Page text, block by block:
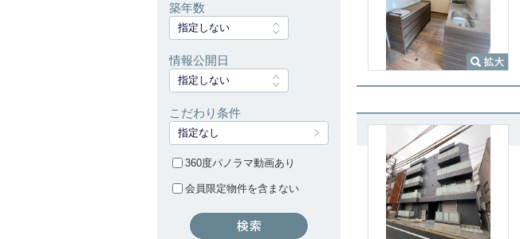
築年数
指定しない
情報公開日
指定しない
こだわり条件
指定なし
360度パノラマ動画あり
会員限定物件を含まない